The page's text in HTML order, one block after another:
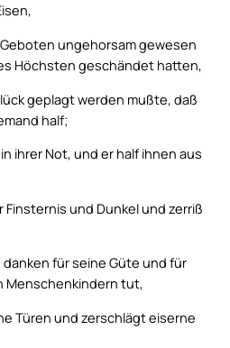
ungehorsam gewesen
Höchsten geschändet hatten,
geplagt werden mußte, daß
half;
ihrer Not, und er half ihnen aus
und Dunkel und zerriß
danken für seine Güte und für
Menschenkindern tut,
Türen und zerschlägt eiserne